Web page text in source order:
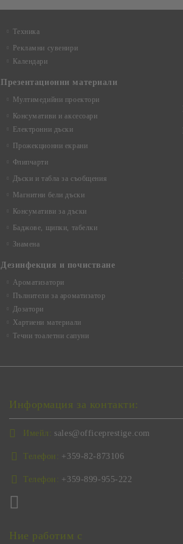
Техника
Рекламни сувенири
Календари
Презентационни материали
Мултимедийни проектори
Консумативи и аксесоари
Електронни дъски
Прожекционни екрани
Флипчарти
Дъски и табла за съобщения
Магнитни бели дъски
Консумативи за дъски
Баджове, щипки, табелки
Знамена
Дезинфекция и почистване
Ароматизатори
Пълнители за ароматизатор
Дозатори
Хартиени материали
Течни тоалетни сапуни
Информация за контакти:
Имейл: sales@officeprestige.com
Телефон: +359-82-873106
Телефон: +359-899-955-222
Ние работим с